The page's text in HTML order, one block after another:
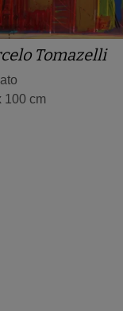
Tomazelli
100 cm